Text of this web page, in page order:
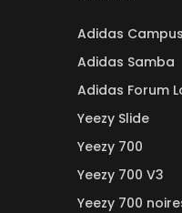
Adidas Campus
Adidas Samba
Adidas Forum
Yeezy Slide
Yeezy 700
Yeezy 700 V3
Yeezy 700